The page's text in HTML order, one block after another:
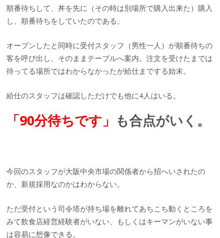
順番待ちして、丼を先に（その時は別場所で購入出来た）購入
し、順番待ちをしていたのである。
オープンしたと同時に受付スタッフ（男性一人）が順番待ちの
客を呼び出し、そのままテーブルへ案内。注文を受けたまでは
待ってる場所ではわからなかったが給仕までする始末。
給仕のスタッフは確認しただけでも他に4人はいる。
「90分待ちです」 も合点がいく。
今回のスタッフが大阪中央市場の関係者から招へいされたの
か、新規採用なのかはわからない。
ただ受付という司令塔が持ち場を離れてあちこち動くところを
みて飲食店経営経験者がいない、もしくはキーマンがいない事
は容易に想像できる。